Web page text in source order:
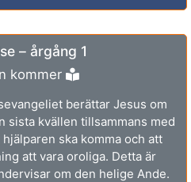
– årgång 1
kommer
berättar Jesus om
sista kvällen tillsammans med
ska komma och att
att vara oroliga. Detta är
om den helige Ande.